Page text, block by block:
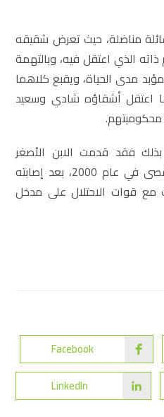
مناضلة، حيث تعرض شقيقه
ذاته الذي اعتقل فيه، وبالتهمة
مدى الحياة، ويقبع كلاهما
اعتقل أشقاؤه شادي وسعيد
محكوميتهم.
فقد قدمت الابن الأصغر
شهيداً مع بداية انتفاضة الأقصى في عام 2000، بعد إصابته
مع قوات الاحتلال على مدخل
Facebook
LinkedIn